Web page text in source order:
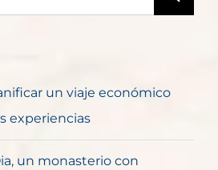
un viaje económico
experiencias
un monasterio con